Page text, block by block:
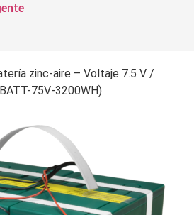
zinc-aire – Voltaje 7.5 V /
75V-3200WH)